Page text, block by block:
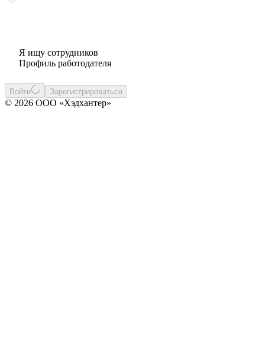
Я ищу сотрудников
Профиль работодателя
Войти Зарегистрироваться
© 2026 ООО «Хэдхантер»